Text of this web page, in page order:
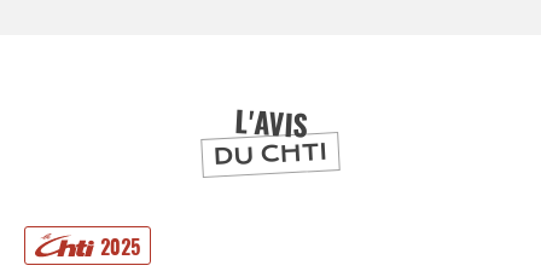
L'AVIS
DU CHTI
2025
LILLE ET SA RÉGION
DEPUIS 1973